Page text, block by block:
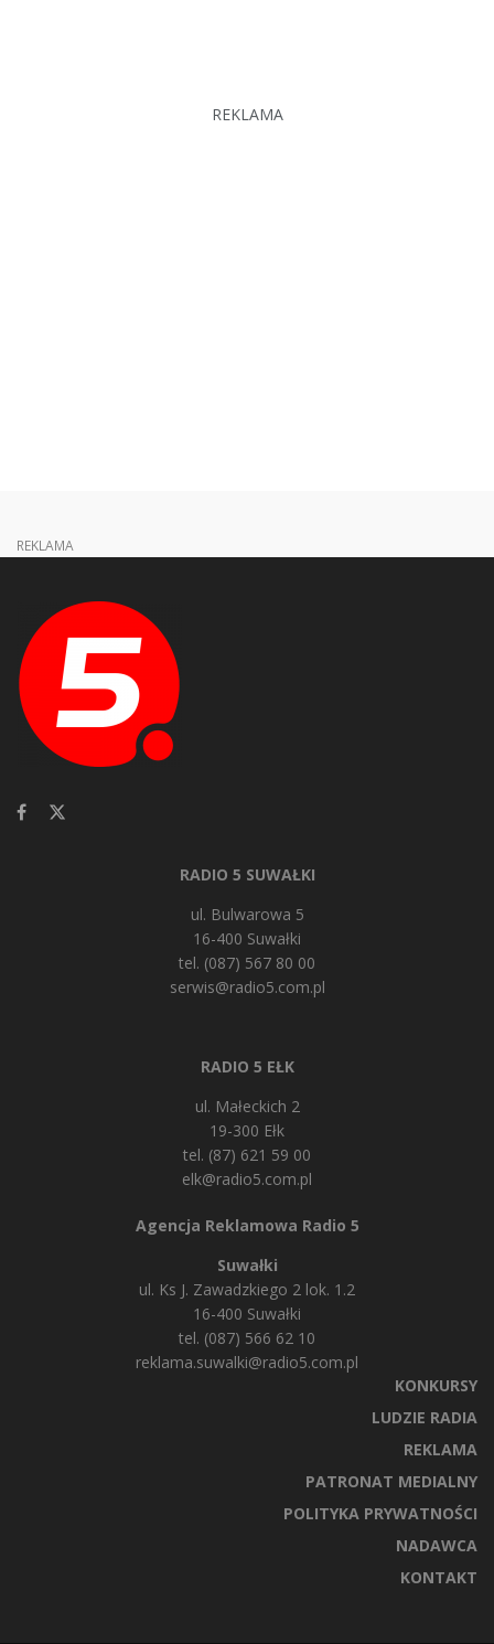
REKLAMA
REKLAMA
RADIO 5 SUWAŁKI
ul. Bulwarowa 5
16-400 Suwałki
tel. (087) 567 80 00
serwis@radio5.com.pl
RADIO 5 EŁK
ul. Małeckich 2
19-300 Ełk
tel. (87) 621 59 00
elk@radio5.com.pl
Agencja Reklamowa Radio 5
Suwałki
ul. Ks J. Zawadzkiego 2 lok. 1.2
16-400 Suwałki
tel. (087) 566 62 10
reklama.suwalki@radio5.com.pl
KONKURSY
LUDZIE RADIA
REKLAMA
PATRONAT MEDIALNY
POLITYKA PRYWATNOŚCI
NADAWCA
KONTAKT